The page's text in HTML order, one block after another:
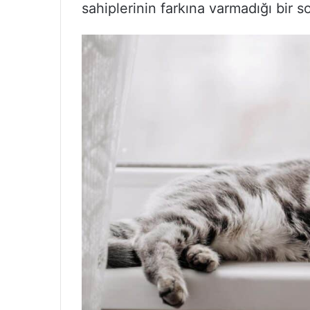
sahiplerinin farkına varmadığı bir